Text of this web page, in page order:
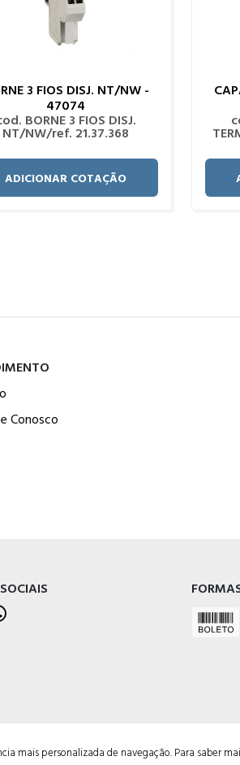
3 FIOS DISJ. NT/NW -
47074
BORNE 3 FIOS DISJ.
NT/NW/ref. 21.37.368
ADICIONAR COTAÇÃO
Conosco
mais personalizada de navegação. Para saber